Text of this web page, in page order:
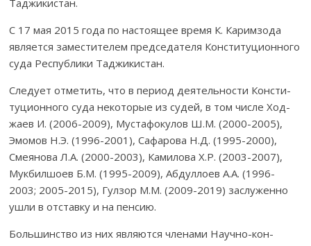
С 17 мая 2015 года по настоящее время К. Каримзода
явл­яется заместителем председателя Конституционного
су­да Рес­публики Таджи­кис­тан.
Следует отметить, что в период деятельности Конс­ти­­
туционного су­да некоторые из судей, в том числе Ход­
жаев И. (2006-2009), Мустафокулов Ш.М. (2000-2005),
Эмо­мов Н.Э. (1996-2001), Сафарова Н.Д. (1995-2000),
Сме­янова Л.А. (2000-2003), Камилова Х.Р. (2003-2007),
Мукбилшоев Б.М. (1995-2009), Абдуллоев А.А. (1996-
2003; 2005-2015), Гулзор М.М. (2009-2019) заслуженно
ушли в отставку и на пенсию.
Большинство из них являются членами Научно-кон­